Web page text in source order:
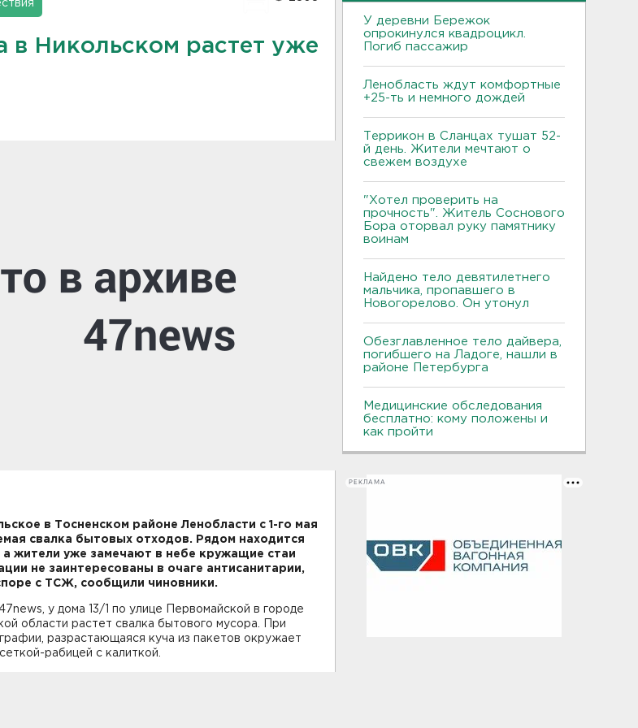
в Никольском растет уже
в Тосненском районе Ленобласти с 1-го мая
свалка бытовых отходов. Рядом находится
а жители уже замечают в небе кружащие стаи
не заинтересованы в очаге антисанитарии,
с ТСЖ, сообщили чиновники.
у дома 13/1 по улице Первомайской в городе
области растет свалка бытового мусора. При
разрастающаяся куча из пакетов окружает
рабицей с калиткой.
У деревни Бережок
опрокинулся квадроцикл.
Погиб пассажир
Ленобласть ждут комфортные
+25-ть и немного дождей
Террикон в Сланцах тушат 52-
й день. Жители мечтают о
свежем воздухе
"Хотел проверить на
прочность". Житель Соснового
Бора оторвал руку памятнику
воинам
Найдено тело девятилетнего
мальчика, пропавшего в
Новогорелово. Он утонул
Обезглавленное тело дайвера,
погибшего на Ладоге, нашли в
районе Петербурга
Медицинские обследования
бесплатно: кому положены и
как пройти
РЕКЛАМА